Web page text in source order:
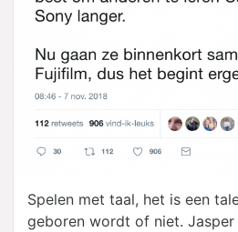
Spelen met taal, het is een
geboren wordt of niet. Jasper